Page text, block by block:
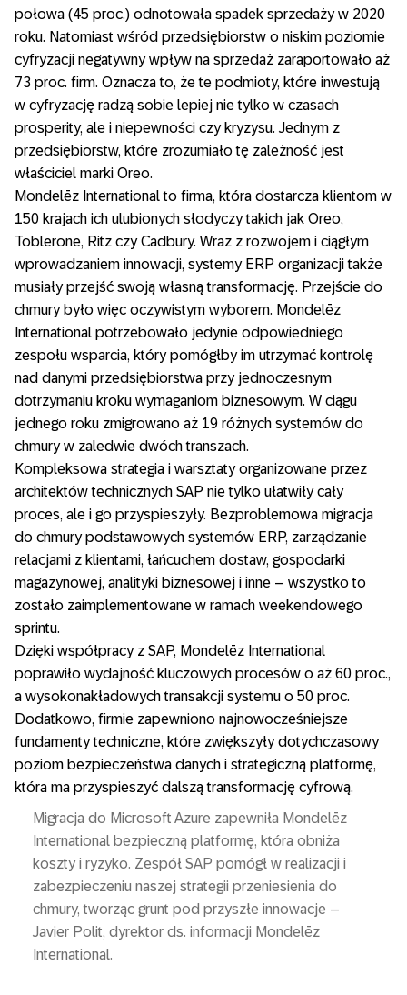
połowa (45 proc.) odnotowała spadek sprzedaży w 2020
roku. Natomiast wśród przedsiębiorstw o niskim poziomie
cyfryzacji negatywny wpływ na sprzedaż zaraportowało aż
73 proc. firm. Oznacza to, że te podmioty, które inwestują
w cyfryzację radzą sobie lepiej nie tylko w czasach
prosperity, ale i niepewności czy kryzysu. Jednym z
przedsiębiorstw, które zrozumiało tę zależność jest
właściciel marki Oreo.
Mondelēz International to firma, która dostarcza klientom w
150 krajach ich ulubionych słodyczy takich jak Oreo,
Toblerone, Ritz czy Cadbury. Wraz z rozwojem i ciągłym
wprowadzaniem innowacji, systemy ERP organizacji także
musiały przejść swoją własną transformację. Przejście do
chmury było więc oczywistym wyborem. Mondelēz
International potrzebowało jedynie odpowiedniego
zespołu wsparcia, który pomógłby im utrzymać kontrolę
nad danymi przedsiębiorstwa przy jednoczesnym
dotrzymaniu kroku wymaganiom biznesowym. W ciągu
jednego roku zmigrowano aż 19 różnych systemów do
chmury w zaledwie dwóch transzach.
Kompleksowa strategia i warsztaty organizowane przez
architektów technicznych SAP nie tylko ułatwiły cały
proces, ale i go przyspieszyły. Bezproblemowa migracja
do chmury podstawowych systemów ERP, zarządzanie
relacjami z klientami, łańcuchem dostaw, gospodarki
magazynowej, analityki biznesowej i inne – wszystko to
zostało zaimplementowane w ramach weekendowego
sprintu.
Dzięki współpracy z SAP, Mondelēz International
poprawiło wydajność kluczowych procesów o aż 60 proc.,
a wysokonakładowych transakcji systemu o 50 proc.
Dodatkowo, firmie zapewniono najnowocześniejsze
fundamenty techniczne, które zwiększyły dotychczasowy
poziom bezpieczeństwa danych i strategiczną platformę,
która ma przyspieszyć dalszą transformację cyfrową.
Migracja do Microsoft Azure zapewniła Mondelēz
International bezpieczną platformę, która obniża
koszty i ryzyko. Zespół SAP pomógł w realizacji i
zabezpieczeniu naszej strategii przeniesienia do
chmury, tworząc grunt pod przyszłe innowacje –
Javier Polit, dyrektor ds. informacji Mondelēz
International.